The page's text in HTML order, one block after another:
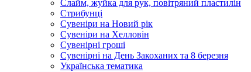
Слайм, жуйка для рук, повітряний пластилін
Стрибунці
Сувеніри на Новий рік
Сувеніри на Хелловін
Сувенірні гроші
Сувенірні на День Закоханих та 8 березня
Українська тематика